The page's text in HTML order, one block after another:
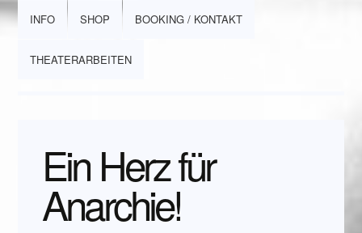
INFO SHOP BOOKING / KONTAKT
THEATERARBEITEN
Ein Herz für
Anarchie!